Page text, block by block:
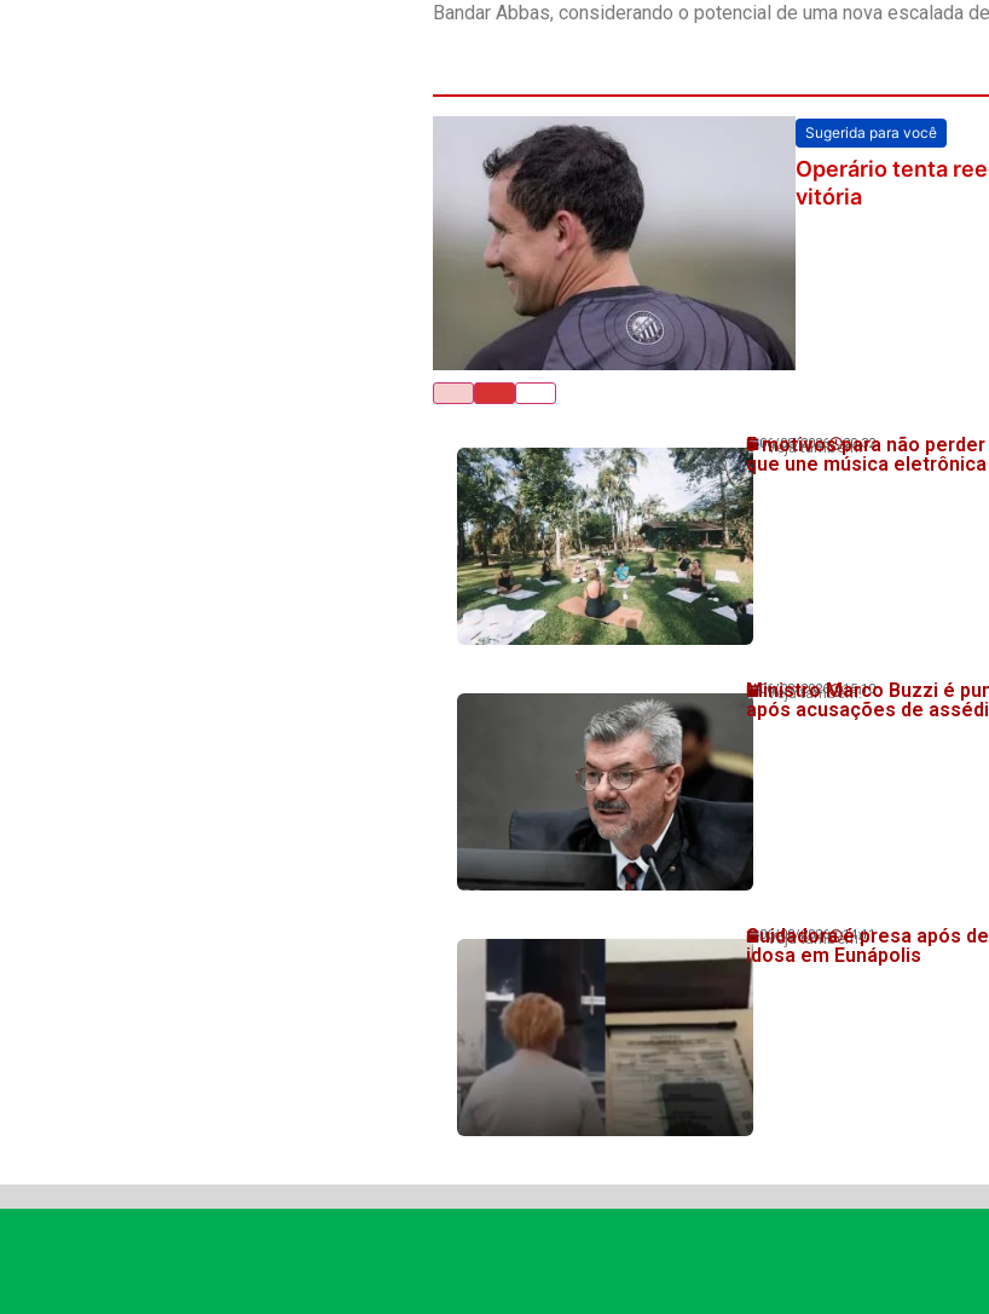
Bandar Abbas, considerando o potencial de uma nova escalada
Sugerida para você
Operário tenta
vitória
Veja também!
06/08/2026 20:32
5 motivos para não
que une música
Veja também!
06/08/2026 15:10
Ministro Marco Buzzi é
após acusações de
Veja também!
06/08/2026 14:11
Cuidadora é presa após
idosa em Eunápolis